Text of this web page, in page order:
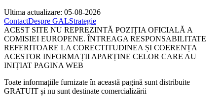
Ultima actualizare: 05-08-2026
ContactDespre GALStrategie
ACEST SITE NU REPREZINTĂ POZIȚIA OFICIALĂ A
COMISIEI EUROPENE. ÎNTREAGA RESPONSABILITATE
REFERITOARE LA CORECTITUDINEA ȘI COERENȚA
ACESTOR INFORMAȚII APARȚINE CELOR CARE AU
INIȚIAT PAGINA WEB
Toate informațiile furnizate în această pagină sunt distribuite
GRATUIT și nu sunt destinate comercializării